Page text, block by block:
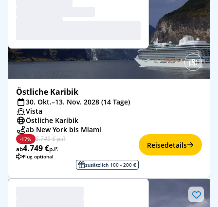
Östliche Karibik
30. Okt.–13. Nov. 2028 (14 Tage)
Vista
Östliche Karibik
ab New York bis Miami
-17% 5.749 € p.P.
ab4.749 €p.P.
Flug optional
zusätzlich 100 - 200 €
Reisedetails